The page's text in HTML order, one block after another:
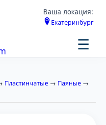
Ваша локация:
Екатеринбург
☰
Пластинчатые → Паяные →